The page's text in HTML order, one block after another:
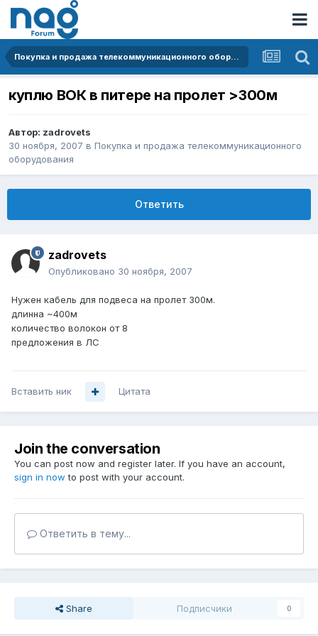
Покупка и продажа телекоммуникационного оборудования
куплю ВОК в питере на пролет >300м
Автор: zadrovets
30 ноября, 2007 в Покупка и продажа телекоммуникационного
оборудования
Ответить
zadrovets
Опубликовано 30 ноября, 2007
Нужен кабель для подвеса на пролет 300м.
длинна ~400м
количество волокон от 8
предложения в ЛС
Вставить ник Цитата
Join the conversation
You can post now and register later. If you have an account,
sign in now to post with your account.
Ответить в тему...
Share Подписчики 0